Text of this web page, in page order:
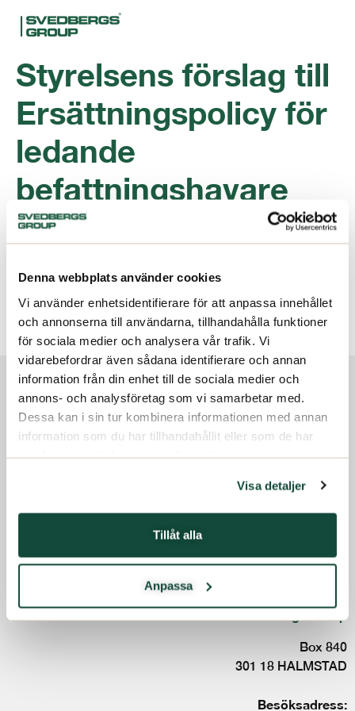
Denna webbplats använder cookies
Vi använder enhetsidentifierare för att anpassa innehållet
och annonserna till användarna, tillhandahålla funktioner
för sociala medier och analysera vår trafik. Vi
vidarebefordrar även sådana identifierare och annan
information från din enhet till de sociala medier och
annons- och analysföretag som vi samarbetar med.
Dessa kan i sin tur kombinera informationen med annan
information som du har tillhandahållit eller som de har
samlat in när du har använt deras tjänster.
Visa detaljer
Tillåt alla
Anpassa
Styrelsens förslag till
Ersättningspolicy för
ledande
befattningshavare
2013
ladda ner
Filtyp:pdf
Kategorier:2013 Årsstämma
Om oss
Investerare
Följ oss:
Terms and conditions
Code of conduct
Whistleblowing service
Box 840
301 18 HALMSTAD
Besöksadress: